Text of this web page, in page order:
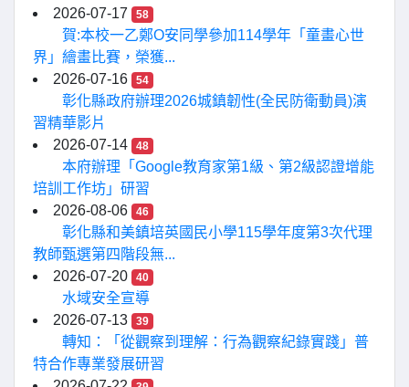
2026-07-17
58
賀:本校一乙鄭O安同學參加114學年「童畫心世
界」繪畫比賽，榮獲...
2026-07-16
54
彰化縣政府辦理2026城鎮韌性(全民防衛動員)演
習精華影片
2026-07-14
48
本府辦理「Google教育家第1級、第2級認證增能
培訓工作坊」研習
2026-08-06
46
彰化縣和美鎮培英國民小學115學年度第3次代理
教師甄選第四階段無...
2026-07-20
40
水域安全宣導
2026-07-13
39
轉知：「從觀察到理解：行為觀察紀錄實踐」普
特合作專業發展研習